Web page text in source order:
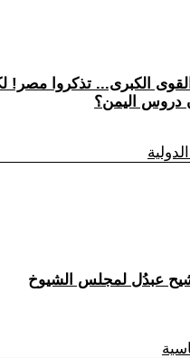
الكبرى... تذكروا مصر!
دروس اليمن؟
عبدُل لمجلس الشيوخ